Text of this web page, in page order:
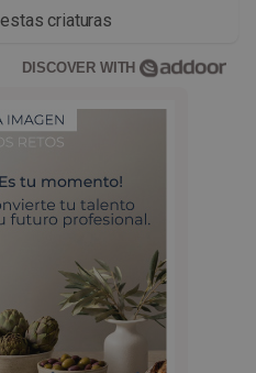
criaturas
DISCOVER WITH